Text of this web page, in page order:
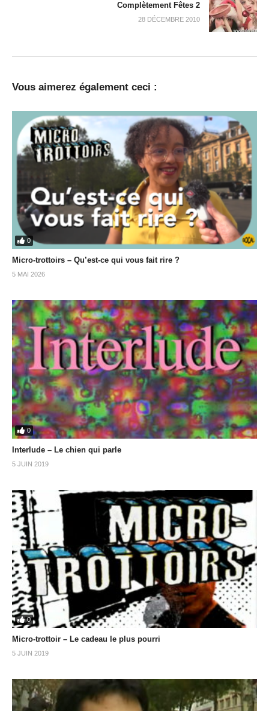
Complètement Fêtes 2
28 DÉCEMBRE 2010
Vous aimerez également ceci :
0
Micro-trottoirs – Qu’est-ce qui vous fait rire ?
5 MAI 2026
0
Interlude – Le chien qui parle
5 JUIN 2019
0
Micro-trottoir – Le cadeau le plus pourri
5 JUIN 2019